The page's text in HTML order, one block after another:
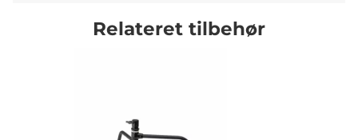
Relateret tilbehør